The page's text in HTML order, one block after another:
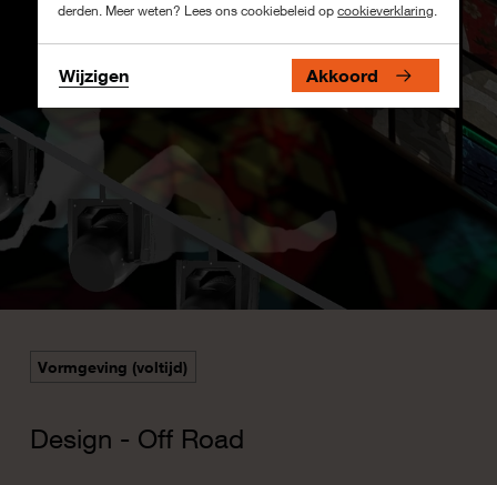
Vormgeving (voltijd)
Design - Off Road
derden. Meer weten? Lees ons cookiebeleid opcookieverklaring.
Wijzigen Akkoord